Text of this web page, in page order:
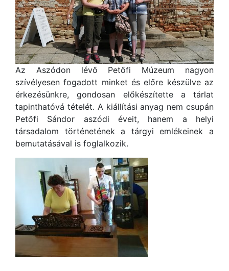
Az Aszódon lévő Petőfi Múzeum nagyon
szívélyesen fogadott minket és előre készülve az
érkezésünkre, gondosan előkészítette a tárlat
tapinthatóvá tételét. A kiállítási anyag nem csupán
Petőfi Sándor aszódi éveit, hanem a helyi
társadalom történetének a tárgyi emlékeinek a
bemutatásával is foglalkozik.